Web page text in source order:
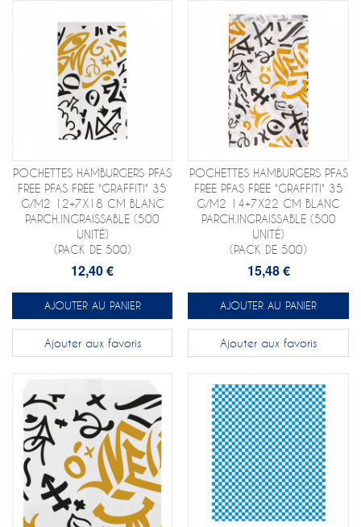
POCHETTES HAMBURGERS PFAS
FREE PFAS FREE "GRAFFITI" 35
G/M2 12+7X18 CM BLANC
PARCH.INGRAISSABLE (500
UNITÉ)
(PACK DE 500)
12,40 €
AJOUTER AU PANIER
Ajouter aux favoris
POCHETTES HAMBURGERS PFAS
FREE PFAS FREE "GRAFFITI" 35
G/M2 14+7X22 CM BLANC
PARCH.INGRAISSABLE (500
UNITÉ)
(PACK DE 500)
15,48 €
AJOUTER AU PANIER
Ajouter aux favoris